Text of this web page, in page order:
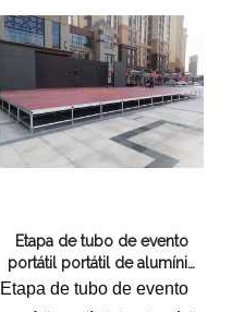
Etapa de tubo de evento
portátil portátil de alumínio
com sistema de travamento
Etapa de tubo de evento